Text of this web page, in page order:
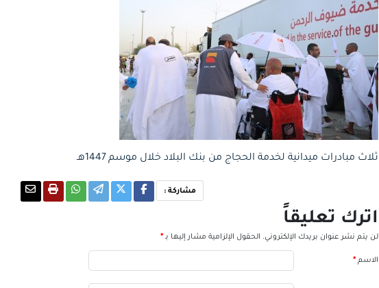
ثلاث مبادرات ميدانية لخدمة الحجاج من بنك البلاد خلال موسم 1447هـ
مشاركة :
اترك تعليقاً
لن يتم نشر عنوان بريدك الإلكتروني. الحقول الإلزامية مشار إليها بـ*
الاسم*